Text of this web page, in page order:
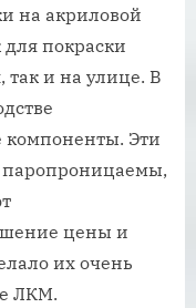
на акриловой
для покраски
так и на улице. В
компоненты. Эти
цены и
их очень
ЛКМ.